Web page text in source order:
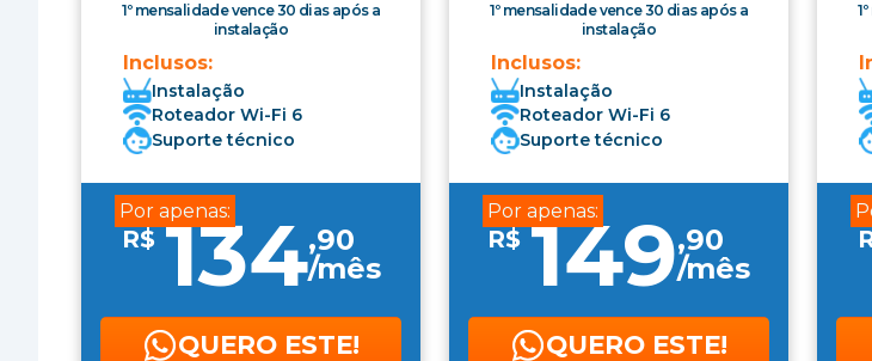
1º mensalidade vence 30 dias após a
instalação
Inclusos:
Instalação
Roteador Wi-Fi 6
Suporte técnico
Por apenas:
R$ 134,90
/mês
QUERO ESTE!
1º mensalidade vence 30 dias após a
instalação
Inclusos:
Instalação
Roteador Wi-Fi 6
Suporte técnico
Por apenas:
R$ 149,90
/mês
QUERO ESTE!